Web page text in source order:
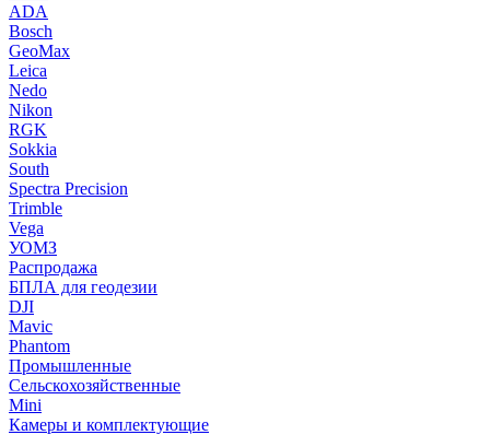
ADA
Bosch
GeoMax
Leica
Nedo
Nikon
RGK
Sokkia
South
Spectra Precision
Trimble
Vega
УОМЗ
Распродажа
БПЛА для геодезии
DJI
Mavic
Phantom
Промышленные
Сельскохозяйственные
Mini
Камеры и комплектующие